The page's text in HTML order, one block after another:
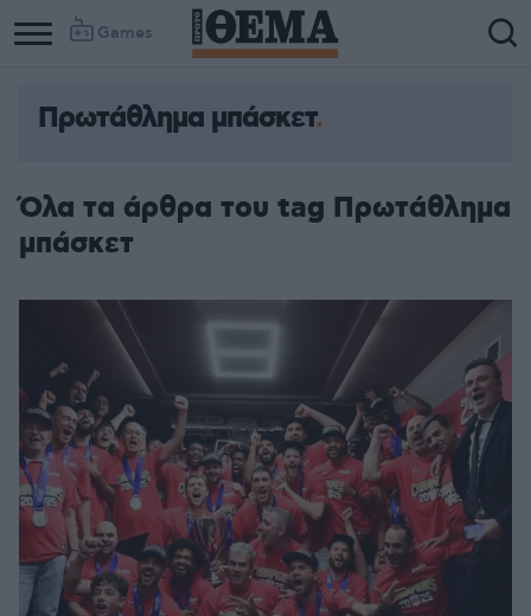
Games
Πρωτάθλημα μπάσκετ
Όλα τα άρθρα του tag Πρωτάθλημα
μπάσκετ